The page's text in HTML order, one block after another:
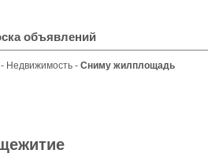
объявлений
- Недвижимость - Сниму жилплощадь